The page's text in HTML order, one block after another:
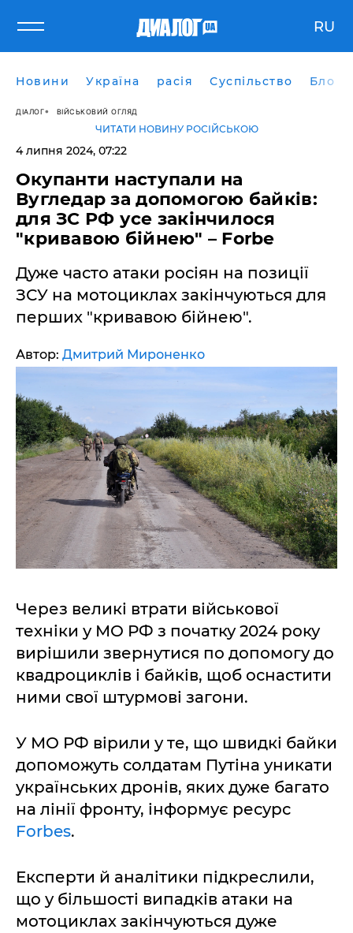
RU
Новини Україна расія Суспільство Блоги
ДІАЛОГ ВІЙСЬКОВИЙ ОГЛЯД
ЧИТАТИ НОВИНУ РОСІЙСЬКОЮ
4 липня 2024, 07:22
Окупанти наступали на
Вугледар за допомогою байків:
для ЗС РФ усе закінчилося
"кривавою бійнею" – Forbe
Дуже часто атаки росіян на позиції
ЗСУ на мотоциклах закінчуються для
перших "кривавою бійнею".
Автор: Дмитрий Мироненко
Через великі втрати військової
техніки у МО РФ з початку 2024 року
вирішили звернутися по допомогу до
квадроциклів і байків, щоб оснастити
ними свої штурмові загони.
У МО РФ вірили у те, що швидкі байки
допоможуть солдатам Путіна уникати
українських дронів, яких дуже багато
на лінії фронту, інформує ресурс
Forbes.
Експерти й аналітики підкреслили,
що у більшості випадків атаки на
мотоциклах закінчуються дуже